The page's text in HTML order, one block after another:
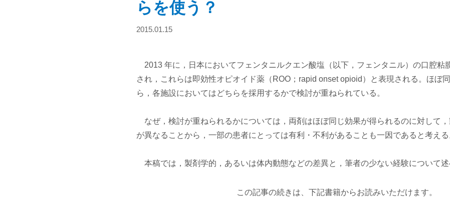
らを使う？
2015.01.15
2013 年に，日本においてフェンタニルクエン酸塩（以下，フェンタニル）の口腔粘
され，これらは即効性オピオイド薬（ROO；rapid onset opioid）と表現される。ほぼ
ら，各施設においてはどちらを採用するかで検討が重ねられている。
なぜ，検討が重ねられるかについては，両剤はほぼ同じ効果が得られるのに対して
が異なることから，一部の患者にとっては有利・不利があることも一因であると考える
本稿では，製剤学的，あるいは体内動態などの差異と，筆者の少ない経験について述
この記事の続きは、下記書籍からお読みいただけます。